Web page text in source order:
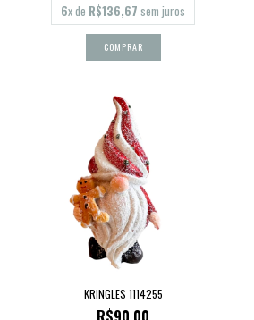
6x de R$136,67 sem juros
KRINGLES 1114255